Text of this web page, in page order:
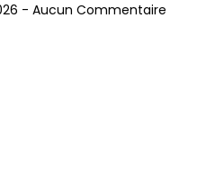
Aucun Commentaire